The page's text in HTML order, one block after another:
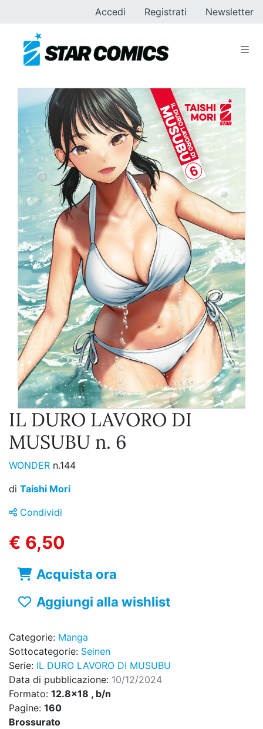
Accedi Registrati Newsletter
IL DURO LAVORO DI
MUSUBU n. 6
WONDER n.144
di Taishi Mori
Condividi
€ 6,50
Acquista ora
Aggiungi alla wishlist
Categorie: Manga
Sottocategorie: Seinen
Serie: IL DURO LAVORO DI MUSUBU
Data di pubblicazione: 10/12/2024
Formato: 12.8x18 , b/n
Pagine: 160
Brossurato